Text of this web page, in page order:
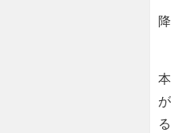
る